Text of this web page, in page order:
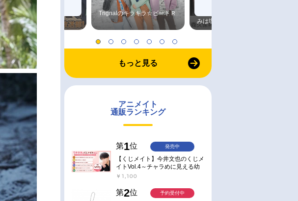
ハイキュー!! 烏野高校放送部! Trignalのキラキラ☆ビートＲ
みは塩だけ
もっと見る
アニメイト
通販ランキング
第1位
【くじメイト】今井文也のくじメ
イトVol.4～チャラめに見える幼
馴染、実は一途で独占欲が強いん
￥1,100
発売中
第2位 予約受付中